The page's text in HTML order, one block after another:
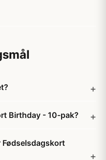
Birthday - 10-pak?
Fødselsdagskort